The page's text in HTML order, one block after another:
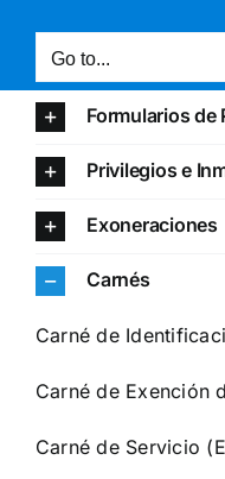
Go to...
Formularios de
Privilegios e
Exoneraciones
Carnés
Carné de
Carné de Exención
Carné de Servicio